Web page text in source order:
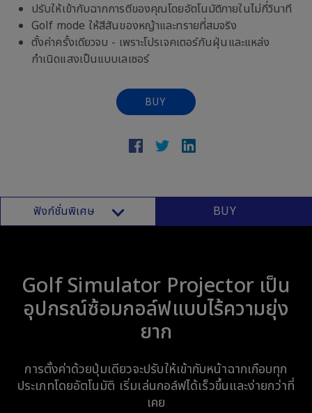
ปรับให้เข้ากับฉากการตีของคุณโดยอัตโนมัติภายในไม่กี่วินาที
Golf mode ให้สีสันของหญ้าและทรายที่สมจริง
ตั้งค่าครั้งเดียวจบ - เพราะโปรเจคเตอร์กันฝุ่นและแหล่ง
กำเนิดแสงเป็นแบบเลเซอร์
BUY
ฟังก์ชั่นพิเศษ BUY
Golf Simulator Projector เป็น
อุปกรณ์ซ้อมกอล์ฟแบบไร้ความยุ่ง
ยาก
การตั้งค่าด้วยปุ่มเดียวจะปรับให้เข้ากับหน้าฉากเกือบทุก
ประเภทโดยอัตโนมัติ เริ่มเล่นกอล์ฟได้เร็วขึ้นและง่ายกว่าที่
เคย